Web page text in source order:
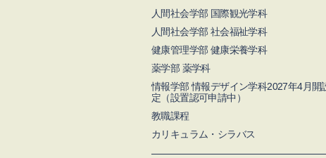
人間社会学部 国際観光学科
人間社会学部 社会福祉学科
健康管理学部 健康栄養学科
薬学部 薬学科
情報学部 情報デザイン学科2027年4月開
定（設置認可申請中）
教職課程
カリキュラム・シラバス